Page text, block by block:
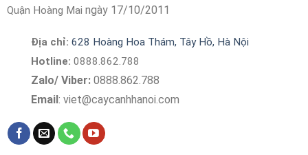
Quận Hoàng Mai ngày 17/10/2011
Địa chỉ: 628 Hoàng Hoa Thám, Tây Hồ, Hà Nội
Hotline: 0888.862.788
Zalo/ Viber:0888.862.788
Email: viet@caycanhhanoi.com